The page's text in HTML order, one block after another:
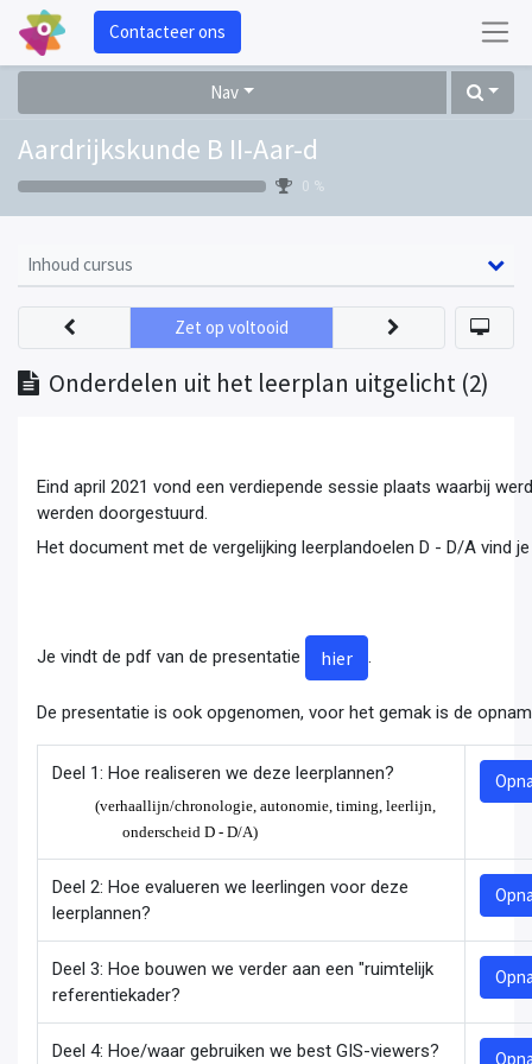
Contacteer ons
Nav
Aardrijkskunde B II-Aar-d
0 %
Inhoud cursus
Onderdelen uit het leerplan uitgelicht (2)
Zet op voltooid
Eind april 2021 vond een verdiepende sessie plaats waarbij
werden doorgestuurd.
Het document met de vergelijking leerplandoelen D - D/A vind
Je vindt de pdf van de presentatie hier
De presentatie is ook opgenomen, voor het gemak is de
Deel 1: Hoe realiseren we deze leerplannen?
(verhaallijn/chronologie, autonomie, timing, leerlijn,
onderscheid D - D/A)
Deel 2: Hoe evalueren we leerlingen voor deze
leerplannen?
Deel 3: Hoe bouwen we verder aan een "ruimtelijk
referentiekader?
Deel 4: Hoe/waar gebruiken we best GIS-viewers?